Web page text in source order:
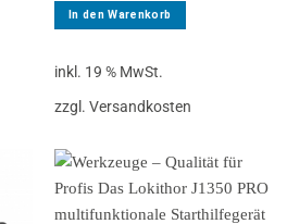
In den Warenkorb
inkl. 19 % MwSt.
zzgl. Versandkosten